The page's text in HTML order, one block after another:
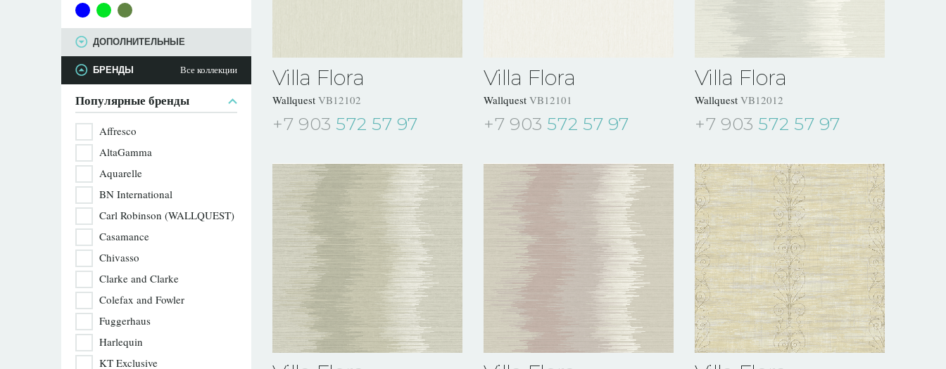
ДОПОЛНИТЕЛЬНЫЕ
БРЕНДЫ
Популярные бренды
Affresco
AltaGamma
Aquarelle
BN International
Carl Robinson (WALLQUEST)
Casamance
Chivasso
Clarke and Clarke
Colefax and Fowler
Fuggerhaus
Harlequin
KT Exclusive
Все коллекции Villa Flora
Wallquest VB12102
+7 903 572 57 97
Villa Flora
Wallquest VB12101
+7 903 572 57 97
Villa Flora
Wallquest VB12012
+7 903 572 57 97